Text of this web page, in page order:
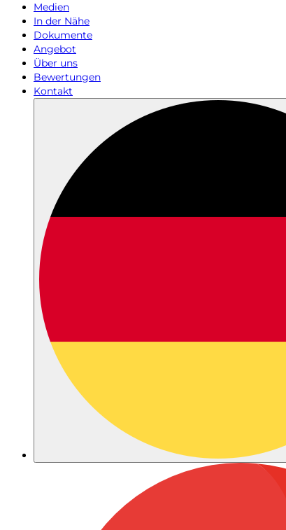
Medien
In der Nähe
Dokumente
Angebot
Über uns
Bewertungen
Kontakt